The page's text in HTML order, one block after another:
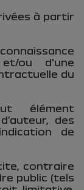
à partir
ou d'une
du
élément
des
de
contraire
public (tels